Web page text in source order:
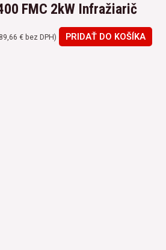
FMC 2kW Infražiarič
€ bez DPH) PRIDAŤ DO KOŠÍKA